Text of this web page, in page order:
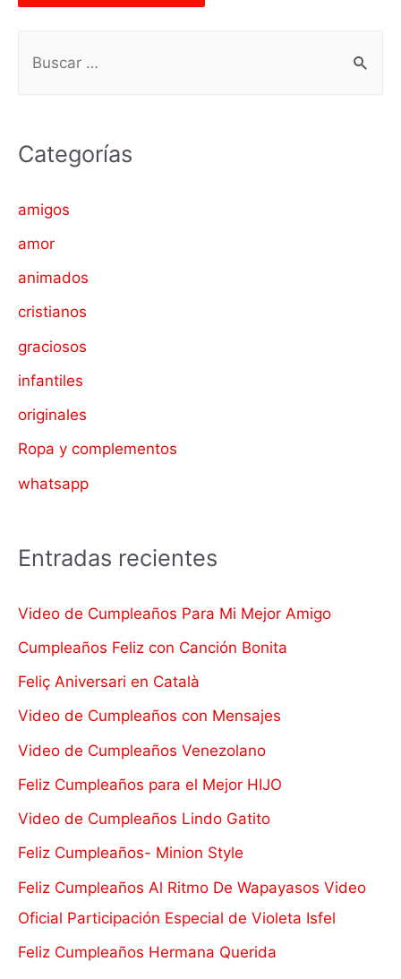
a
r
:
Categorías
amigos
amor
animados
cristianos
graciosos
infantiles
originales
Ropa y complementos
whatsapp
Entradas recientes
Video de Cumpleaños Para Mi Mejor Amigo
Cumpleaños Feliz con Canción Bonita
Feliç Aniversari en Català
Video de Cumpleaños con Mensajes
Video de Cumpleaños Venezolano
Feliz Cumpleaños para el Mejor HIJO
Video de Cumpleaños Lindo Gatito
Feliz Cumpleaños- Minion Style
Feliz Cumpleaños Al Ritmo De Wapayasos Video
Oficial Participación Especial de Violeta Isfel
Feliz Cumpleaños Hermana Querida